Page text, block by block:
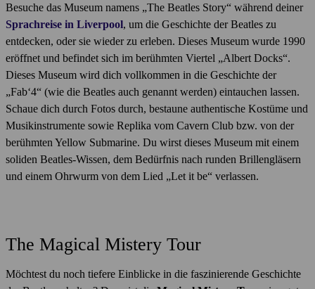
Besuche das Museum namens „The Beatles Story“ während deiner
Sprachreise in Liverpool, um die Geschichte der Beatles zu
entdecken, oder sie wieder zu erleben. Dieses Museum wurde 1990
eröffnet und befindet sich im berühmten Viertel „Albert Docks“.
Dieses Museum wird dich vollkommen in die Geschichte der
„Fab‘4“ (wie die Beatles auch genannt werden) eintauchen lassen.
Schaue dich durch Fotos durch, bestaune authentische Kostüme und
Musikinstrumente sowie Replika vom Cavern Club bzw. von der
berühmten Yellow Submarine. Du wirst dieses Museum mit einem
soliden Beatles-Wissen, dem Bedürfnis nach runden Brillengläsern
und einem Ohrwurm von dem Lied „Let it be“ verlassen.
The Magical Mistery Tour
Möchtest du noch tiefere Einblicke in die faszinierende Geschichte